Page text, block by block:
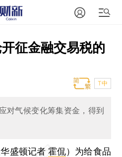
征金融交易税的
T中
对气候变化筹集资金，得到
华盛顿记者霍侃） 为给食品